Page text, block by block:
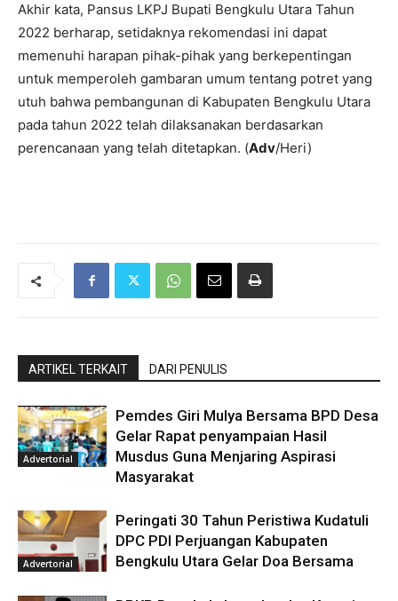
Akhir kata, Pansus LKPJ Bupati Bengkulu Utara Tahun
2022 berharap, setidaknya rekomendasi ini dapat
memenuhi harapan pihak-pihak yang berkepentingan
untuk memperoleh gambaran umum tentang potret yang
utuh bahwa pembangunan di Kabupaten Bengkulu Utara
pada tahun 2022 telah dilaksanakan berdasarkan
perencanaan yang telah ditetapkan. (Adv/Heri)
ARTIKEL TERKAIT DARI PENULIS
Advertorial
Pemdes Giri Mulya Bersama BPD Desa
Gelar Rapat penyampaian Hasil
Musdus Guna Menjaring Aspirasi
Masyarakat
Advertorial
Peringati 30 Tahun Peristiwa Kudatuli
DPC PDI Perjuangan Kabupaten
Bengkulu Utara Gelar Doa Bersama